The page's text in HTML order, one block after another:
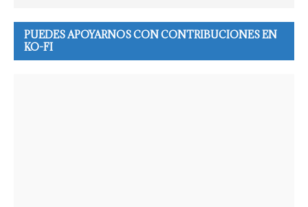
PUEDES APOYARNOS CON CONTRIBUCIONES EN
KO-FI